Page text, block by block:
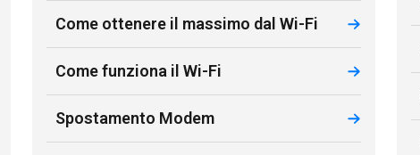
Come ottenere il massimo dal Wi-Fi
Come funziona il Wi-Fi
Spostamento Modem